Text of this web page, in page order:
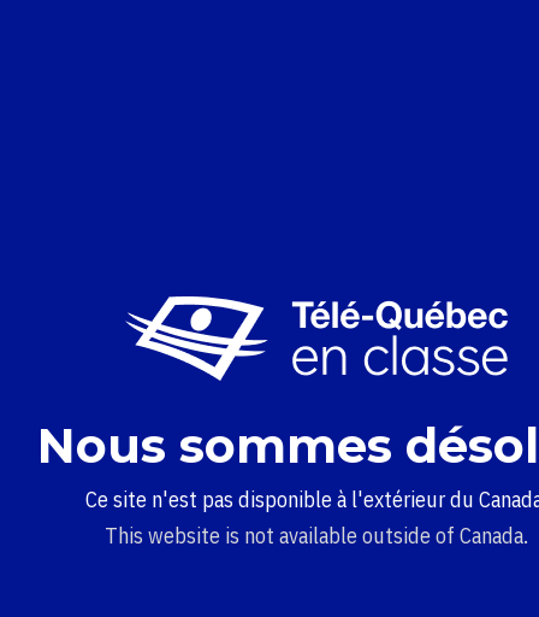
Nous sommes
Ce site n'est pas disponible à l'extérieur du
This website is not available outside of Canada.